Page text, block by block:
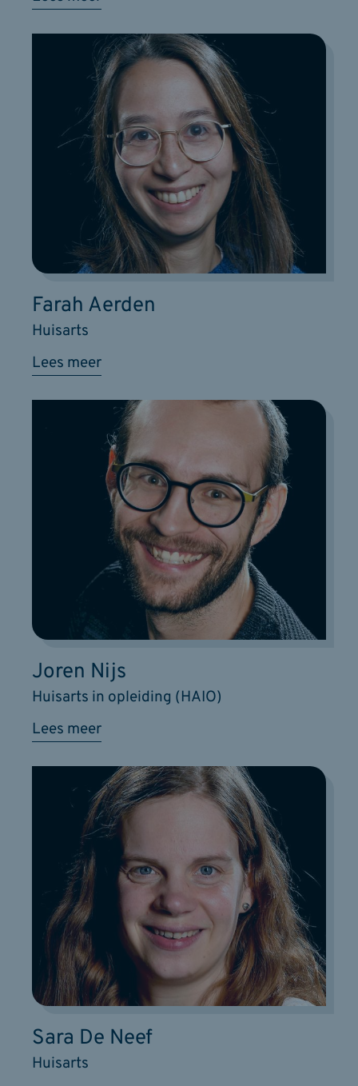
Lees meer
Huisarts
Farah Aerden
Lees meer
Huisarts in opleiding (HAIO)
Joren Nijs
Huisarts
Sara De Neef